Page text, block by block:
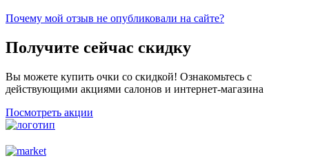
Почему мой отзыв не опубликовали на сайте?
Получите сейчас скидку
Вы можете купить очки со скидкой! Ознакомьтесь с
действующими акциями салонов и интернет-магазина
Посмотреть акции